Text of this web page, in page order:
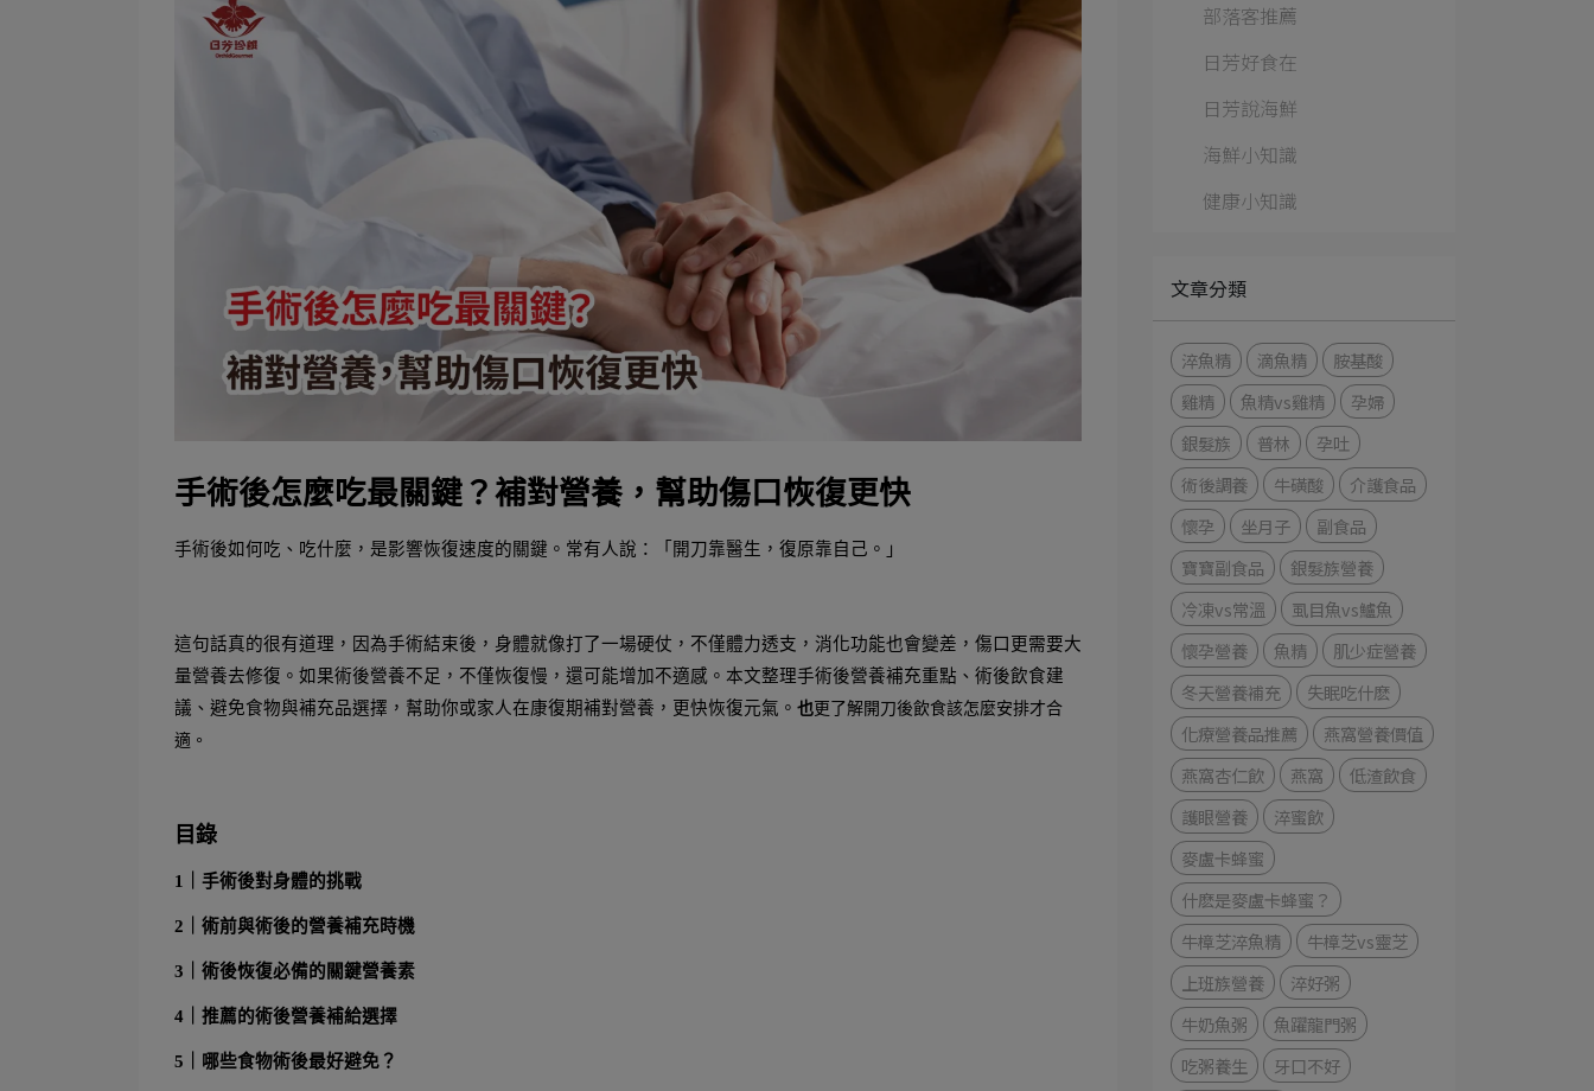
手術後怎麼吃最關鍵？補對營養，幫助傷口恢復更快
手術後如何吃、吃什麼，是影響恢復速度的關鍵。常有人說：「開刀靠醫生，復原靠自己。」
這句話真的很有道理，因為手術結束後，身體就像打了一場硬仗，不僅體力透支，消化功能也會變差，傷口更需要大
量營養去修復。如果術後營養不足，不僅恢復慢，還可能增加不適感。本文整理手術後營養補充重點、術後飲食建
議、避免食物與補充品選擇，幫助你或家人在康復期補對營養，更快恢復元氣。 也更了解開刀後飲食該怎麼安排才合
適。
目錄
1｜手術後對身體的挑戰
2｜術前與術後的營養補充時機
3｜術後恢復必備的關鍵營養素
4｜推薦的術後營養補給選擇
5｜哪些食物術後最好避免？
部落客推薦
日芳好食在
日芳說海鮮
海鮮小知識
健康小知識
文章分類
淬魚精 滴魚精
胺基酸
雞精
魚精vs雞精
孕婦
銀髮族
普林
孕吐
術後調養
牛磺酸
介護食品
懷孕
坐月子
副食品
寶寶副食品
銀髮族營養
冷凍vs常溫
虱目魚vs鱸魚
懷孕營養
魚精
肌少症營養
冬天營養補充
失眠吃什麽
化療營養品推薦
燕窩營養價值
燕窩杏仁飲
燕窩
低渣飲食
護眼營養
淬蜜飲
麥盧卡蜂蜜
什麽是麥盧卡蜂蜜？
牛樟芝淬魚精
牛樟芝vs靈芝
上班族營養
淬好粥
牛奶魚粥
魚躍龍門粥
吃粥養生
牙口不好